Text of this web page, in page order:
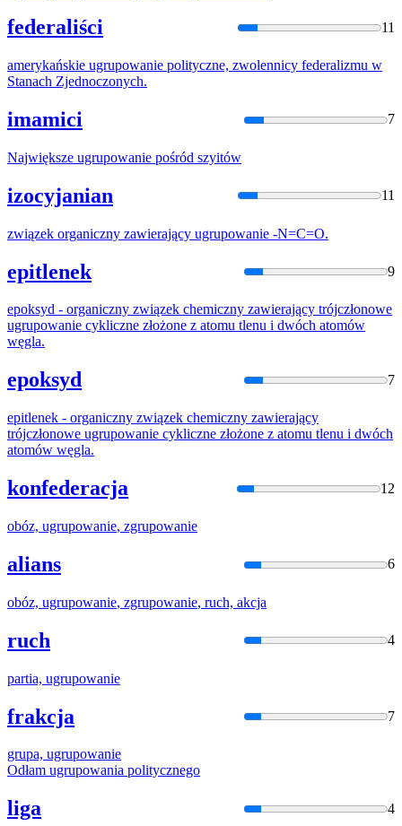
federaliści 11
amerykańskie ugrupowanie polityczne, zwolennicy federalizmu w
Stanach Zjednoczonych.
imamici 7
Największe ugrupowanie pośród szyitów
izocyjanian 11
związek organiczny zawierający ugrupowanie -N=C=O.
epitlenek 9
epoksyd - organiczny związek chemiczny zawierający trójczłonowe
ugrupowanie cykliczne złożone z atomu tlenu i dwóch atomów
węgla.
epoksyd 7
epitlenek - organiczny związek chemiczny zawierający
trójczłonowe ugrupowanie cykliczne złożone z atomu tlenu i dwóch
atomów węgla.
konfederacja 12
obóz, ugrupowanie, zgrupowanie
alians 6
obóz, ugrupowanie, zgrupowanie, ruch, akcja
ruch 4
partia, ugrupowanie
frakcja 7
grupa, ugrupowanie
Odłam ugrupowania politycznego
liga 4